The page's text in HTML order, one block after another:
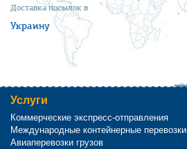
Доставка посылок в
Украину
Услуги
Коммерческие экспресс-отправления
Международные контейнерные перевозки
Авиаперевозки грузов